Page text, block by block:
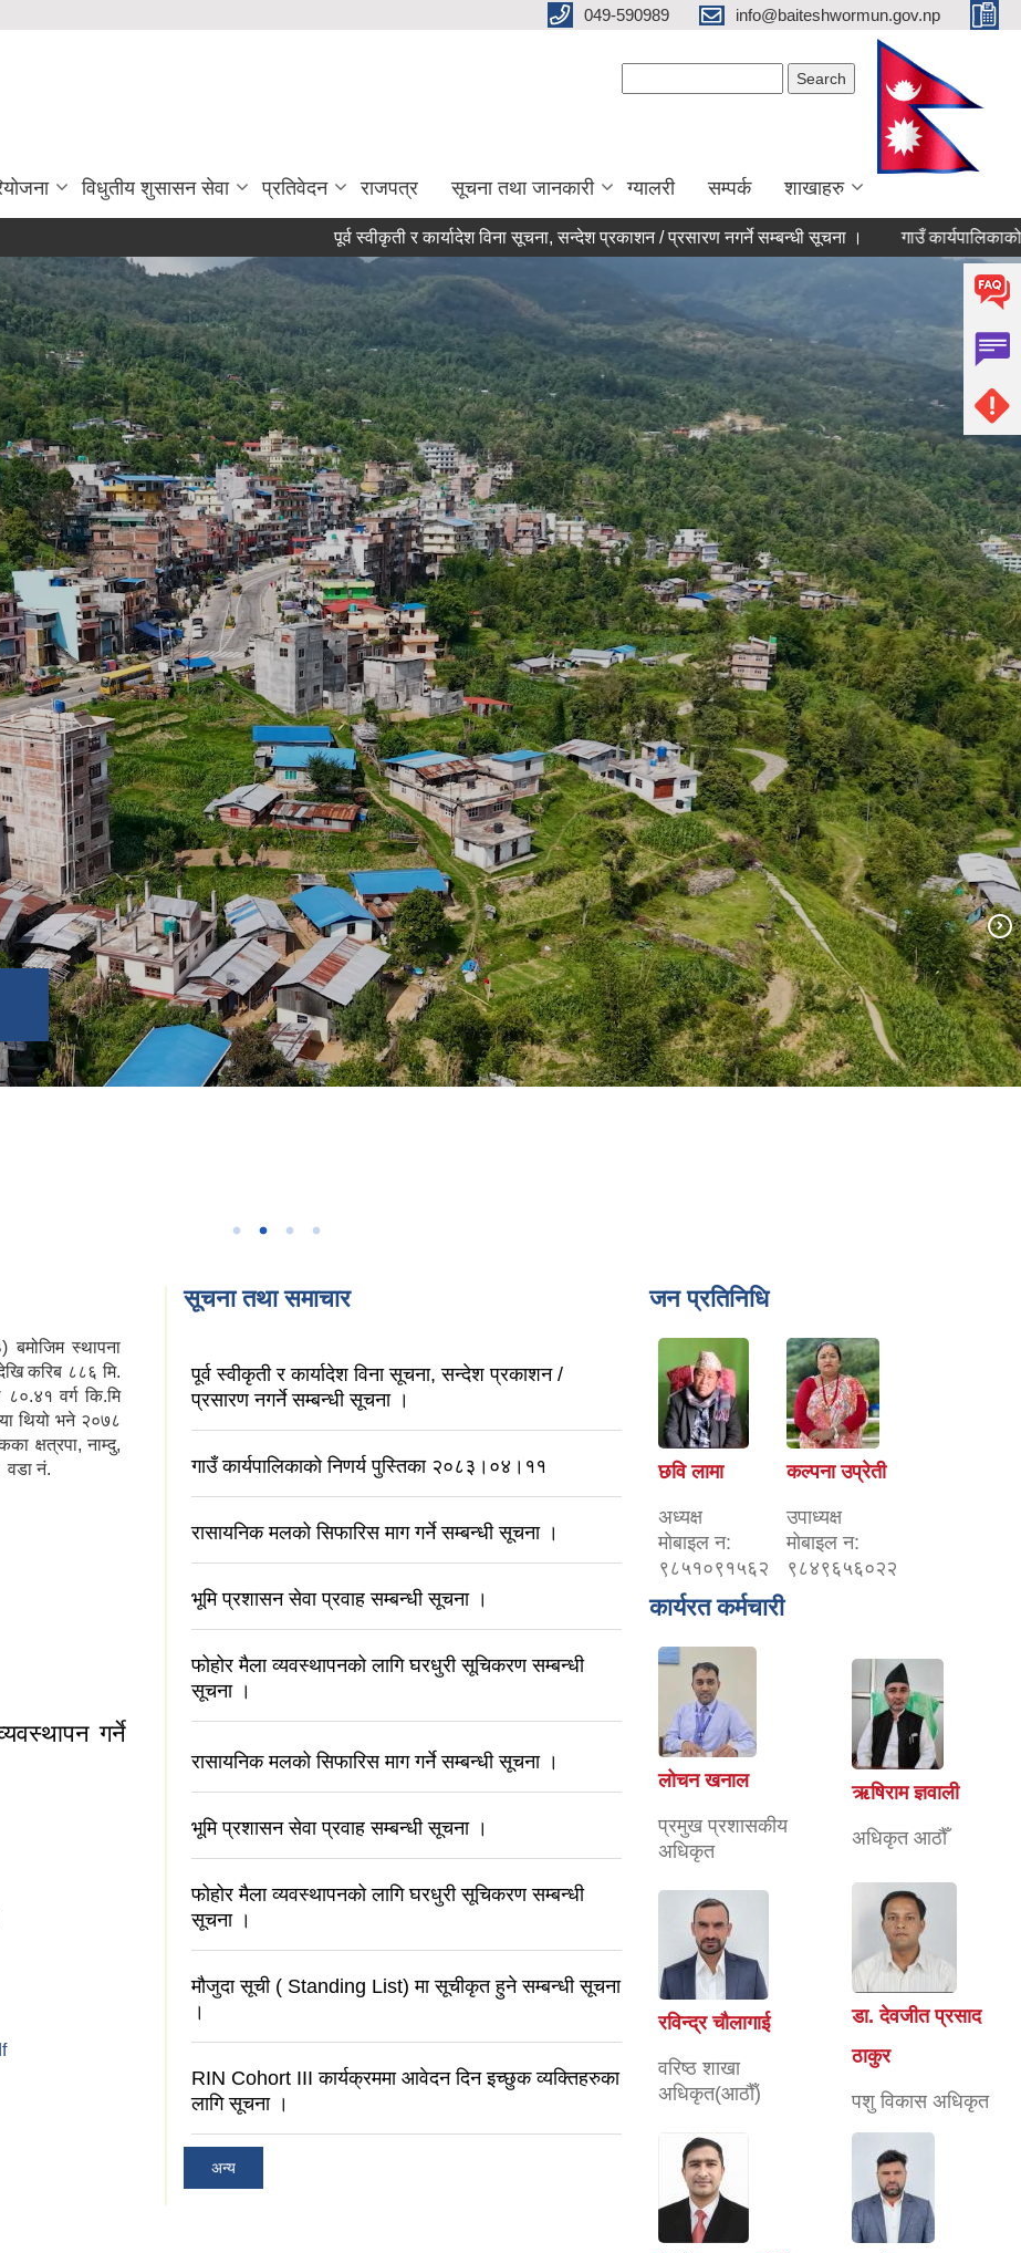
049-590989 info@baiteshwormun.gov.np
विधुतीय शुसासन सेवा प्रतिवेदन राजपत्र सूचना तथा जानकारी ग्यालरी सम्पर्क शाखाहरु
पूर्व स्वीकृती र कार्यादेश विना सूचना, सन्देश प्रकाशन / प्रसारण नगर्ने सम्बन्धी सूचना । गाउँ कार्यपालिकाको निणर्य
बमोजिम स्थापना
करिब ८८६ मि.
वर्ग कि.मि
थियो भने २०७८
क्षत्रपा, नाम्दु,
वडा नं.
गर्ने
सूचना तथा समाचार
पूर्व स्वीकृती र कार्यादेश विना सूचना, सन्देश प्रकाशन /
प्रसारण नगर्ने सम्बन्धी सूचना ।
गाउँ कार्यपालिकाको निणर्य पुस्तिका २०८३।०४।११
रासायनिक मलको सिफारिस माग गर्ने सम्बन्धी सूचना ।
भूमि प्रशासन सेवा प्रवाह सम्बन्धी सूचना ।
फोहोर मैला व्यवस्थापनको लागि घरधुरी सूचिकरण सम्बन्धी
सूचना ।
रासायनिक मलको सिफारिस माग गर्ने सम्बन्धी सूचना ।
भूमि प्रशासन सेवा प्रवाह सम्बन्धी सूचना ।
फोहोर मैला व्यवस्थापनको लागि घरधुरी सूचिकरण सम्बन्धी
सूचना ।
मौजुदा सूची ( Standing List) मा सूचीकृत हुने सम्बन्धी सूचना
।
RIN Cohort III कार्यक्रममा आवेदन दिन इच्छुक व्यक्तिहरुका
लागि सूचना ।
अन्य
जन प्रतिनिधि
छवि लामा
अध्यक्ष
माेबाइल न‌:
९८५१०९१५६२
कल्पना उप्रेती
उपाध्यक्ष
माेबाइल न‌:
९८४९६५६०२२
कार्यरत कर्मचारी
लोचन खनाल
प्रमुख प्रशासकीय
अधिकृत
ऋषिराम ज्ञवाली
अधिकृत आठौँ
रविन्द्र चाैलागाई
वरिष्ठ शाखा
अधिकृत(आठौँ)
डा. देवजीत प्रसाद
ठाकुर
पशु विकास अधिकृत